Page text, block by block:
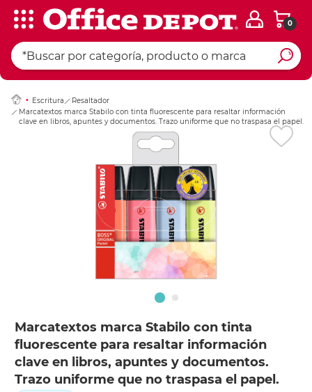
0
Escritura
Resaltador
Marcatextos marca Stabilo con tinta fluorescente para resaltar información
clave en libros, apuntes y documentos. Trazo uniforme que no traspasa el papel.
Marcatextos marca Stabilo con tinta
fluorescente para resaltar información
clave en libros, apuntes y documentos.
Trazo uniforme que no traspasa el papel.
Ingresar Codigo